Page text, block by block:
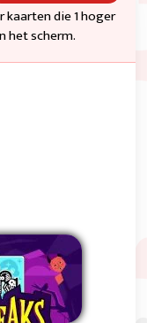
kaarten die 1 hoger
het scherm.